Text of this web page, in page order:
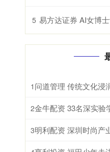
5 易方达证券 AI女博士让爷爷奶奶
1
2
3